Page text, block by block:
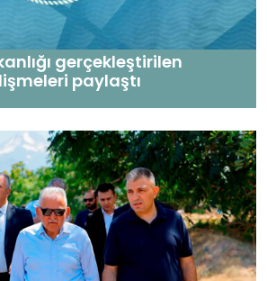
gerçekleştirilen
paylaştı